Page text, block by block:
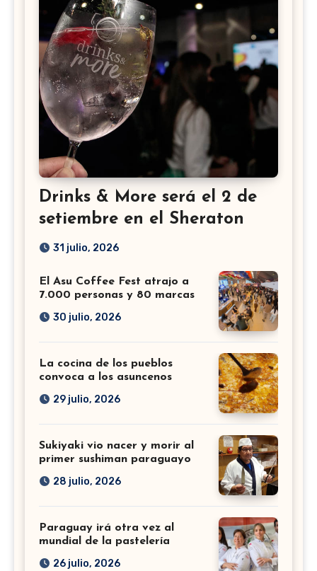
Drinks & More será el 2 de
setiembre en el Sheraton
31 julio, 2026
El Asu Coffee Fest atrajo a
7.000 personas y 80 marcas
30 julio, 2026
La cocina de los pueblos
convoca a los asuncenos
29 julio, 2026
Sukiyaki vio nacer y morir al
primer sushiman paraguayo
28 julio, 2026
Paraguay irá otra vez al
mundial de la pastelería
26 julio, 2026